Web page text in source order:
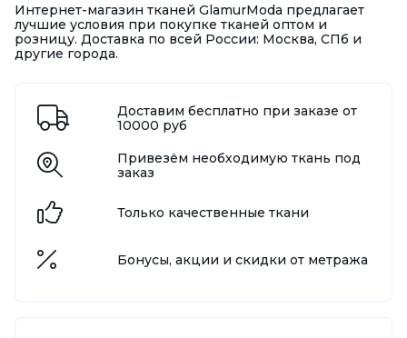
Интернет-магазин тканей GlamurModa предлагает
лучшие условия при покупке тканей оптом и
розницу. Доставка по всей России: Москва, СПб и
другие города.
Доставим бесплатно при заказе от
10000 руб
Привезём необходимую ткань под
заказ
Только качественные ткани
Бонусы, акции и скидки от метража